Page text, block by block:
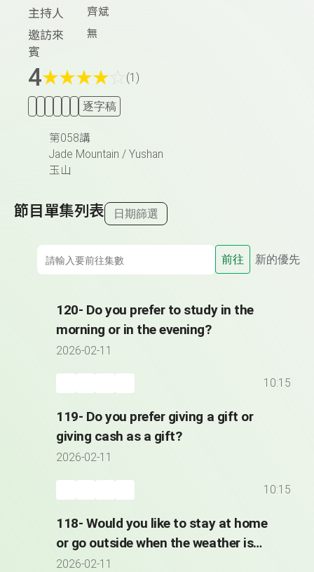
主持人 齊斌
邀訪來
賓
無
4★★★★ (1)
逐字稿
第058講
Jade Mountain / Yushan
玉山
節目單集列表 日期篩選
前往 新的優先
120- Do you prefer to study in the
morning or in the evening?
2026-02-11
10:15
119- Do you prefer giving a gift or
giving cash as a gift?
2026-02-11
10:15
118- Would you like to stay at home
or go outside when the weather is
great?
2026-02-11